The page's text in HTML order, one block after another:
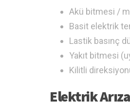
Akü bitmesi /
Basit elektrik
Lastik basınç
Yakıt bitmesi
Kilitli
Elektrik